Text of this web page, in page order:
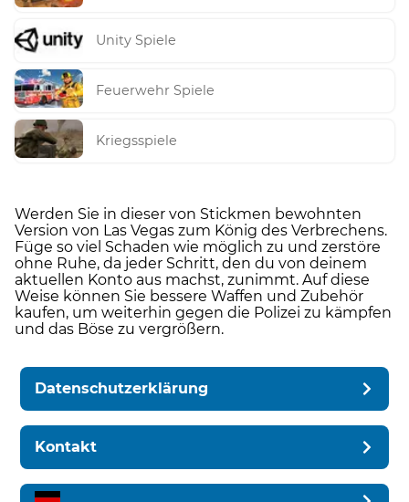
Unity Spiele
Feuerwehr Spiele
Kriegsspiele
Werden Sie in dieser von Stickmen bewohnten
Version von Las Vegas zum König des Verbrechens.
Füge so viel Schaden wie möglich zu und zerstöre
ohne Ruhe, da jeder Schritt, den du von deinem
aktuellen Konto aus machst, zunimmt. Auf diese
Weise können Sie bessere Waffen und Zubehör
kaufen, um weiterhin gegen die Polizei zu kämpfen
und das Böse zu vergrößern.
Datenschutzerklärung
Kontakt